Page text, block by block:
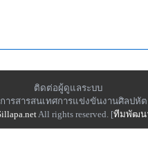
ติดต่อผู้ดูแลระบบ
รสารสนเทศการแข่งขันงานศิลปหั
All rights reserved. [ทีมพัฒน